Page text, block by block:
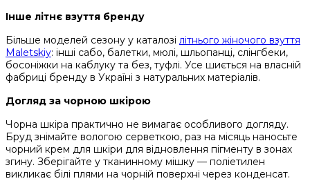
Інше літнє взуття бренду
Більше моделей сезону у каталозі літнього жіночого взуття
Maletskiy: інші сабо, балетки, мюлі, шльопанці, слінгбеки,
босоніжки на каблуку та без, туфлі. Усе шиється на власній
фабриці бренду в Україні з натуральних матеріалів.
Догляд за чорною шкірою
Чорна шкіра практично не вимагає особливого догляду.
Бруд знімайте вологою серветкою, раз на місяць наносьте
чорний крем для шкіри для відновлення пігменту в зонах
згину. Зберігайте у тканинному мішку — поліетилен
викликає білі плями на чорній поверхні через конденсат.